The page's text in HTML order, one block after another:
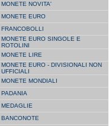
MONETE NOVITA'
MONETE EURO
FRANCOBOLLI
MONETE EURO SINGOLE E
ROTOLINI
MONETE LIRE
MONETE EURO - DIVISIONALI NON
UFFICIALI
MONETE MONDIALI
PADANIA
MEDAGLIE
BANCONOTE